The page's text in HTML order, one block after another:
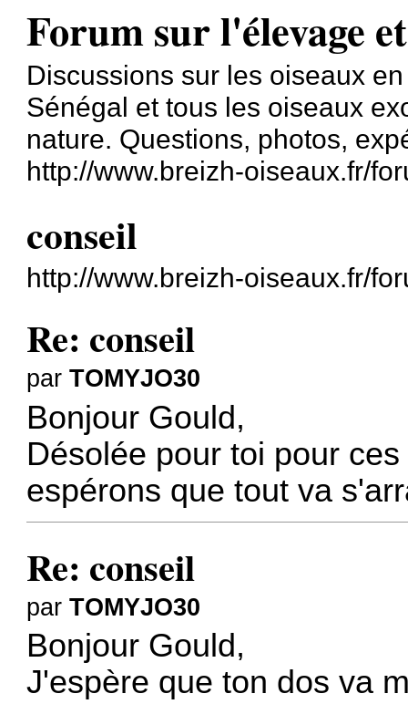
Forum sur l'élevage
Discussions sur les oiseaux
Sénégal et tous les oiseaux
nature. Questions, photos,
http://www.breizh-oiseaux.fr/
conseil
http://www.breizh-oiseaux.fr/
Re: conseil
parTOMYJO30
Bonjour Gould,
Désolée pour toi pour
espérons que tout va
Re: conseil
parTOMYJO30
Bonjour Gould,
J'espère que ton dos va